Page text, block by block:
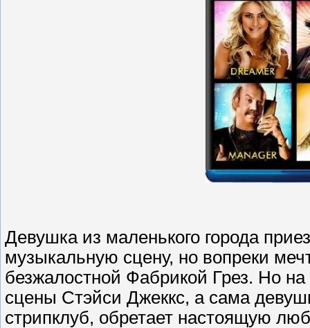
Девушка из маленького города
музыкальную сцену, но вопреки
безжалостной Фабрикой Грез. Но
сцены Стэйси Джеккс, а сама
стрипклуб, обретает настоящую